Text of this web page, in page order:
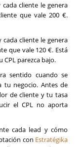
cliente le genera
que vale 200 €.
cada cliente le genera
que vale 120 €. Está
parezca bajo.
sentido cuando se
tu negocio. Antes de
de cliente y tu tasa
el CPL no aporta
cada lead y cómo
con Estratégika